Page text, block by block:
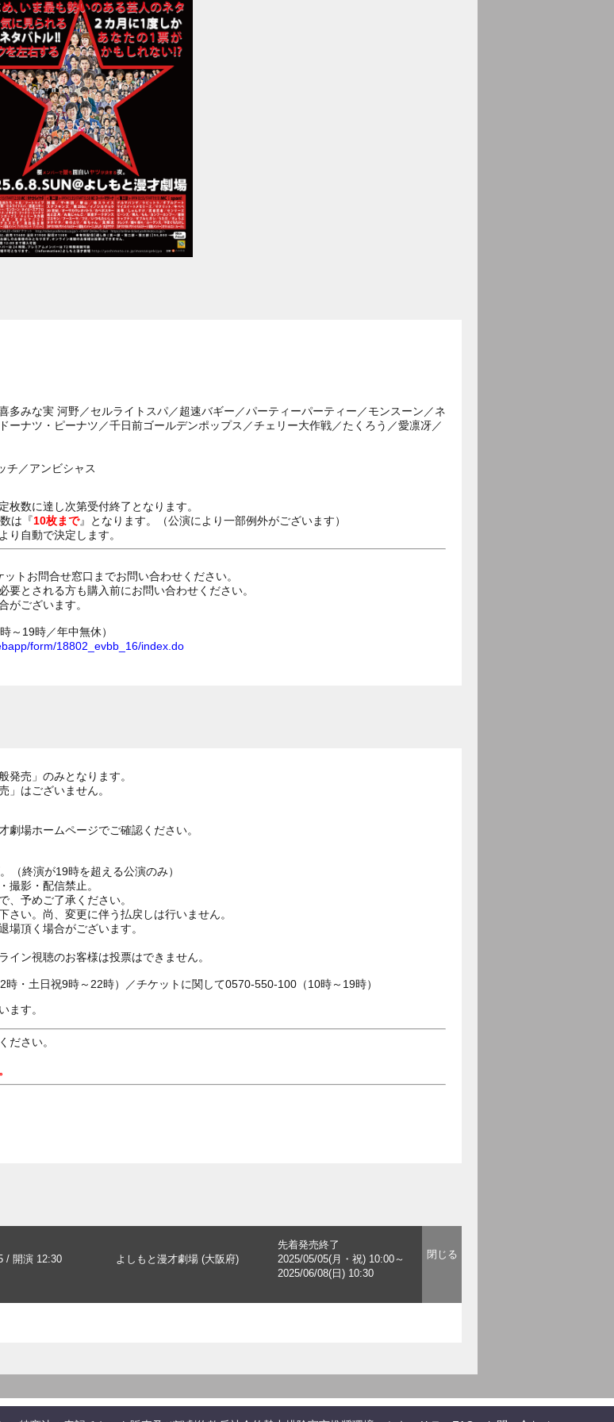
多みな実 河野／セルライトスパ／超速バギー／パーティーパーティー／モンスーン／ネ
ーナツ・ピーナツ／千日前ゴールデンポップス／チェリー大作戦／たくろう／愛凛冴／
チ／アンビシャス
枚数に達し次第受付終了となります。
は『10枚まで』となります。（公演により一部例外がございます）
り自動で決定します。
トお問合せ窓口までお問い合わせください。
とされる方も購入前にお問い合わせください。
がございます。
～19時／年中無休）
form/18802_evbb_16/index.do
売」のみとなります。
はございません。
場ホームページでご確認ください。
（終演が19時を超える公演のみ）
影・配信禁止。
予めご了承ください。
い。尚、変更に伴う払戻しは行いません。
頂く場合がございます。
ン視聴のお客様は投票はできません。
・土日祝9時～22時）／チケットに関して0570-550-100（10時～19時）
ます。
ださい。
/ 開演 12:30 よしもと漫才劇場 (大阪府)
先着発売終了
2025/05/05(月・祝) 10:00～
2025/06/08(日) 10:30